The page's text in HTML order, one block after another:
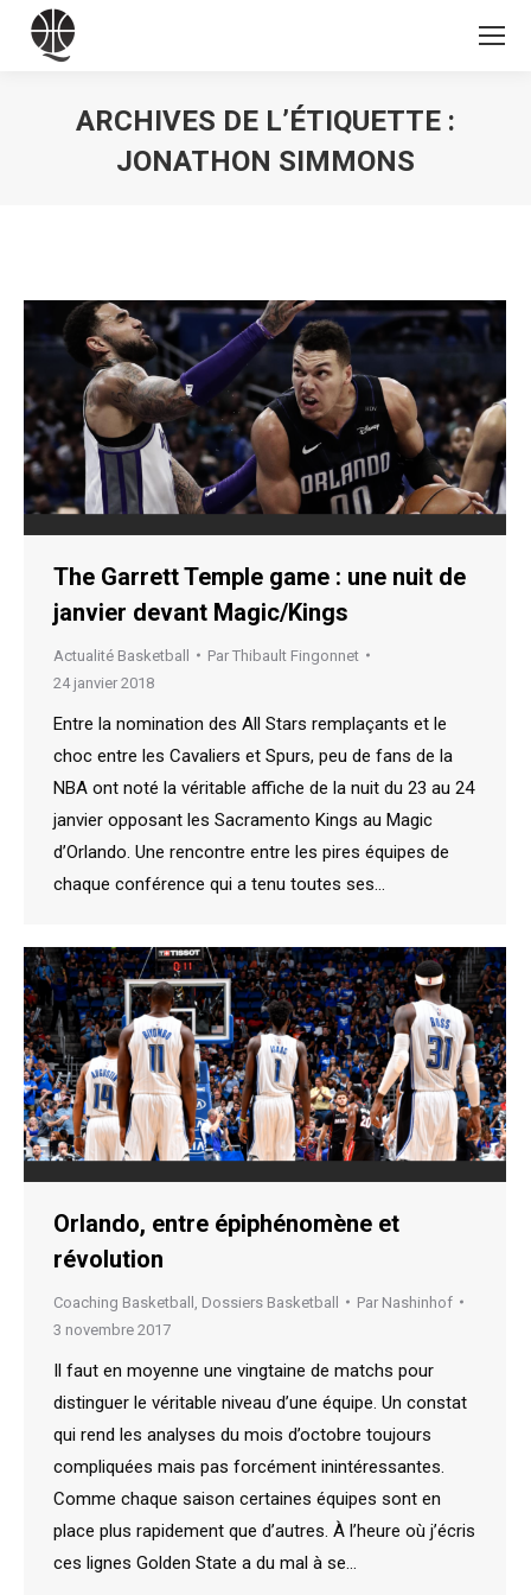
ARCHIVES DE L’ÉTIQUETTE :
JONATHON SIMMONS
The Garrett Temple game : une nuit de
janvier devant Magic/Kings
Actualité Basketball Par Thibault Fingonnet
24 janvier 2018
Entre la nomination des All Stars remplaçants et le
choc entre les Cavaliers et Spurs, peu de fans de la
NBA ont noté la véritable affiche de la nuit du 23 au 24
janvier opposant les Sacramento Kings au Magic
d’Orlando. Une rencontre entre les pires équipes de
chaque conférence qui a tenu toutes ses…
Orlando, entre épiphénomène et
révolution
Coaching Basketball Dossiers Basketball Par Nashinhof
3 novembre 2017
Il faut en moyenne une vingtaine de matchs pour
distinguer le véritable niveau d’une équipe. Un constat
qui rend les analyses du mois d’octobre toujours
compliquées mais pas forcément inintéressantes.
Comme chaque saison certaines équipes sont en
place plus rapidement que d’autres. À l’heure où j’écris
ces lignes Golden State a du mal à se…